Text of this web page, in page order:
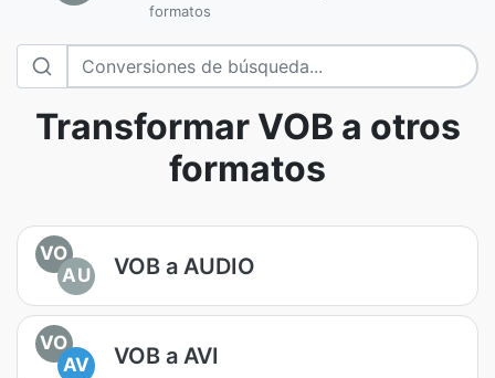
formatos
Transformar VOB a otros
formatos
VO
AU
VOB a AUDIO
VO
AV
VOB a AVI